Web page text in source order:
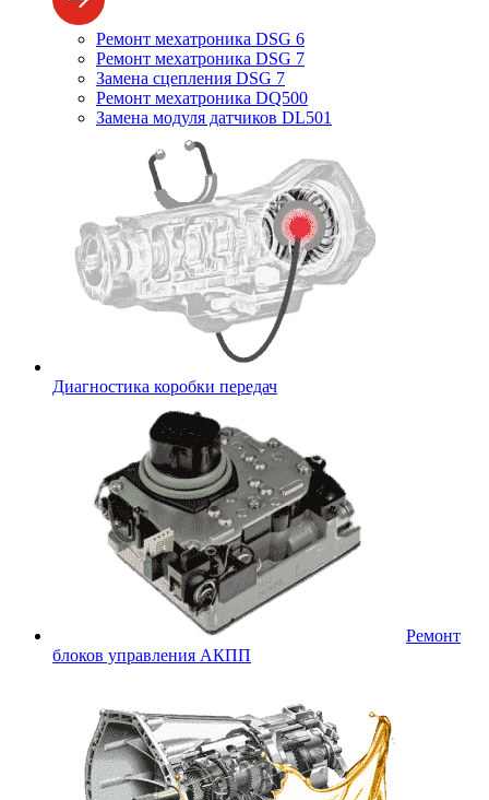
Ремонт мехатроника DSG 6
Ремонт мехатроника DSG 7
Замена сцепления DSG 7
Ремонт мехатроника DQ500
Замена модуля датчиков DL501
Диагностика коробки передач
Ремонт
блоков управления АКПП